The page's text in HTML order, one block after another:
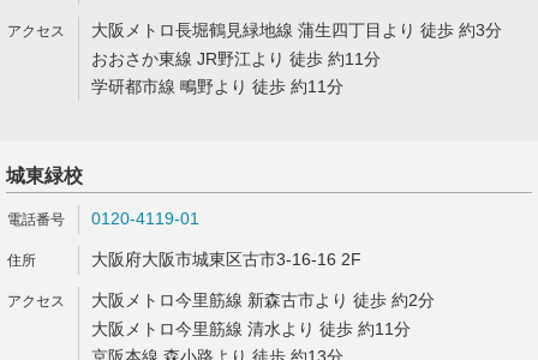
大阪メトロ長堀鶴見緑地線 蒲生四丁目より 徒歩 約3分
おおさか東線 JR野江より 徒歩 約11分
学研都市線 鴫野より 徒歩 約11分
城東緑校
0120-4119-01
大阪府大阪市城東区古市3-16-16 2F
大阪メトロ今里筋線 新森古市より 徒歩 約2分
大阪メトロ今里筋線 清水より 徒歩 約11分